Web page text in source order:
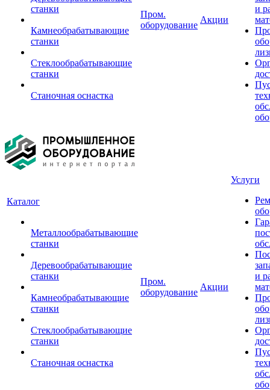
станки
Камнеобрабатывающие
станки
Стеклообрабатывающие
станки
Станочная оснастка
Пром.
оборудование
Акции
и
Каталог
Металлообрабатывающие
станки
Деревообрабатывающие
станки
Камнеобрабатывающие
станки
Стеклообрабатывающие
станки
Станочная оснастка
Пром.
оборудование
Акции
Услуги
и